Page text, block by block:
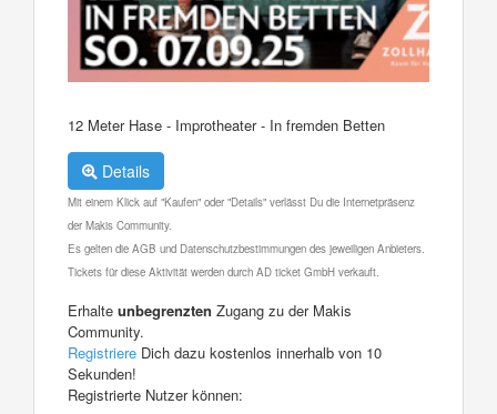
12 Meter Hase - Improtheater - In fremden Betten
Details
Mit einem Klick auf "Kaufen" oder "Details" verlässt Du die Internetpräsenz
der Makis Community.
Es gelten die AGB und Datenschutzbestimmungen des jeweiligen Anbieters.
Tickets für diese Aktivität werden durch AD ticket GmbH verkauft.
Erhalte unbegrenzten Zugang zu der Makis
Community.
Registriere Dich dazu kostenlos innerhalb von 10
Sekunden!
Registrierte Nutzer können: